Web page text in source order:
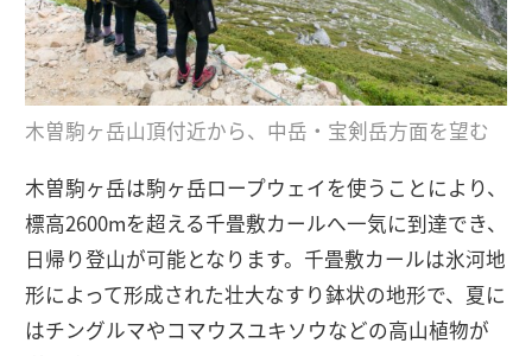
木曽駒ヶ岳山頂付近から、中岳・宝剣岳方面を望む
木曽駒ヶ岳は駒ヶ岳ロープウェイを使うことにより、
標高2600mを超える千畳敷カールへ一気に到達でき、
日帰り登山が可能となります。千畳敷カールは氷河地
形によって形成された壮大なすり鉢状の地形で、夏に
はチングルマやコマウスユキソウなどの高山植物が